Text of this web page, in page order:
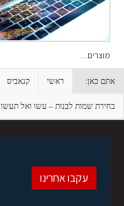
מוצרים…
אתם כאן: ראשי קנאביס
בחירת שמות לבנות – עשו ואל תעשו
עקבו אחרינו